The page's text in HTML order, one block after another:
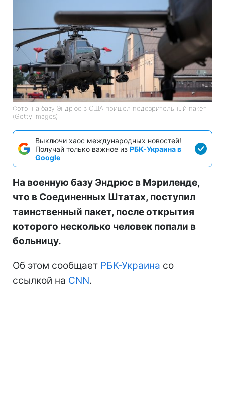
Фото: на базу Эндрюс в США пришел подозрительный пакет
(Getty Images)
Выключи хаос международных новостей!
Получай только важное из РБК-Украина в
Google
На военную базу Эндрюс в Мэриленде,
что в Соединенных Штатах, поступил
таинственный пакет, после открытия
которого несколько человек попали в
больницу.
Об этом сообщает РБК-Украина со
ссылкой на CNN.